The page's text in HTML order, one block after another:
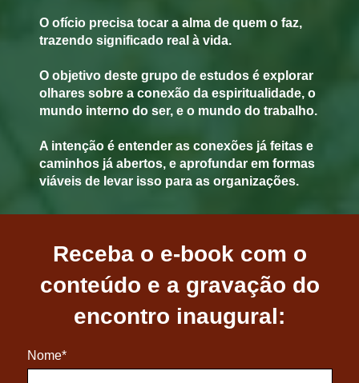
O ofício precisa tocar a alma de quem o faz,
trazendo significado real à vida.
O objetivo deste grupo de estudos é explorar
olhares sobre a conexão da espiritualidade, o
mundo interno do ser, e o mundo do trabalho.
A intenção é entender as conexões já feitas e
caminhos já abertos, e aprofundar em formas
viáveis de levar isso para as organizações.
Receba o e-book com o
conteúdo e a gravação do
encontro inaugural:
Nome*